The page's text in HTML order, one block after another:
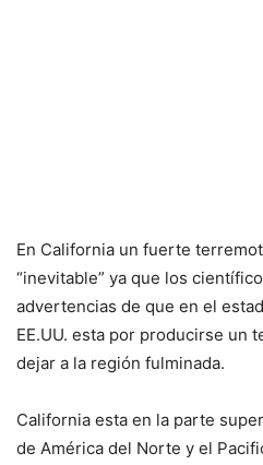
En California un fuerte
“inevitable” ya que los
advertencias de que en el
EE.UU. esta por producirse un
dejar a la región fulminada.
California esta en la parte
de América del Norte y el